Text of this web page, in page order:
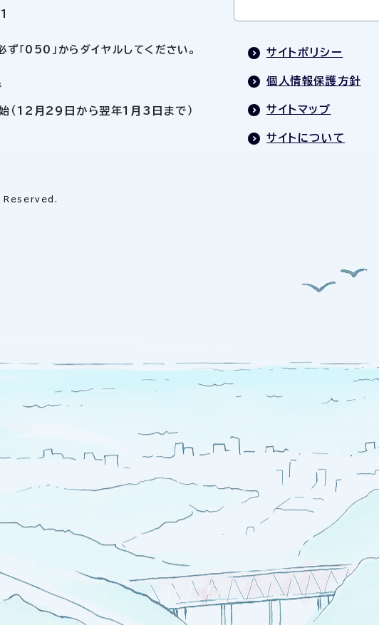
050」からダイヤルしてください。
始（12月29日から翌年1月3日まで）
サイトポリシー
個人情報保護方針
サイトマップ
サイトについて